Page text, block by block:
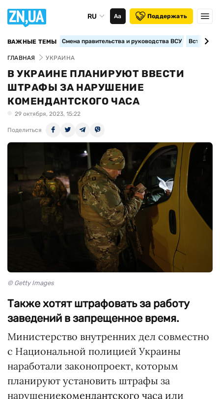
RU Аа Поддержать
ВАЖНЫЕ ТЕМЫ Смена правительства и руководства ВСУ
ГЛАВНАЯ УКРАИНА
В УКРАИНЕ ПЛАНИРУЮТ ВВЕСТИ
ШТРАФЫ ЗА НАРУШЕНИЕ
КОМЕНДАНТСКОГО ЧАСА
29 октября, 2023, 15:22
Поделиться
© Getty Images
Также хотят штрафовать за работу
заведений в запрещенное время.
Министерство внутренних дел совместно
с Национальной полицией Украины
наработали законопроект, которым
планируют установить штрафы за
нарушениекомендантского часа или